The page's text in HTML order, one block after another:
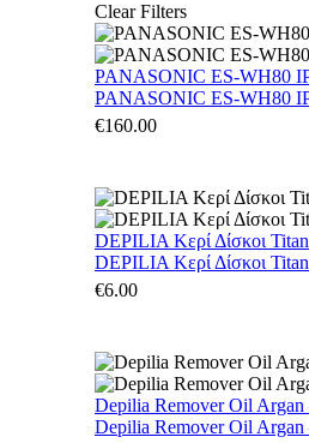
Clear Filters
PANASONIC ES-WH80
PANASONIC ES-WH80
€160.00
DEPILIA Κερί Δίσκοι
DEPILIA Κερί Δίσκοι
€6.00
Depilia Remover Oil
Depilia Remover Oil